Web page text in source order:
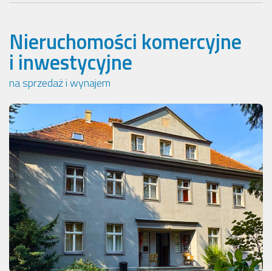
Nieruchomości komercyjne
i inwestycyjne
na sprzedaż i wynajem